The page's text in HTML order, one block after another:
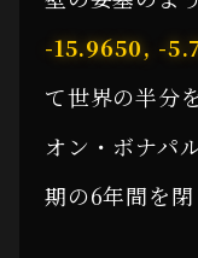
-15.9650, -
て世界の半分
オン・ボナパ
期の6年間を閉